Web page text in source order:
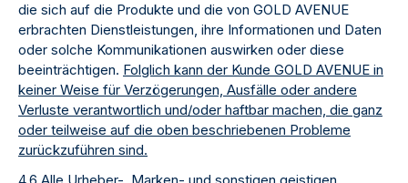
die sich auf die Produkte und die von GOLD AVENUE
erbrachten Dienstleistungen, ihre Informationen und Daten
oder solche Kommunikationen auswirken oder diese
beeinträchtigen. Folglich kann der Kunde GOLD AVENUE in
keiner Weise für Verzögerungen, Ausfälle oder andere
Verluste verantwortlich und/oder haftbar machen, die ganz
oder teilweise auf die oben beschriebenen Probleme
zurückzuführen sind.